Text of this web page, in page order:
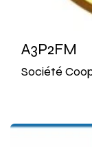
A3P2FM
Société